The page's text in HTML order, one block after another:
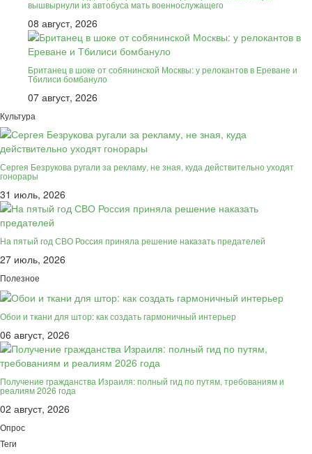
вышвырнули из автобуса мать военнослужащего
08 август, 2026
Британец в шоке от собянинской Москвы: у релокантов в Ереване и
Тбилиси бомбануло
07 август, 2026
Культура
Сергея Безрукова ругали за рекламу, не зная, куда действительно уходят
гонорары
31 июль, 2026
На пятый год СВО Россия приняла решение наказать предателей
27 июль, 2026
Полезное
Обои и ткани для штор: как создать гармоничный интерьер
06 август, 2026
Получение гражданства Израиля: полный гид по путям, требованиям и
реалиям 2026 года
02 август, 2026
Опрос
Теги